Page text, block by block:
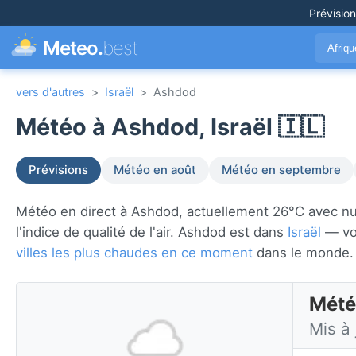
Meteo.best
vers d'autres > Israël > Ashdod
Météo à Ashdod, Israël 🇮🇱
Prévisions Météo en août Météo en septembre
Météo en direct à Ashdod, actuellement 26°C avec
l'indice de qualité de l'air. Ashdod est dans Israël —
villes les plus chaudes en ce moment dans le monde.
Mis à